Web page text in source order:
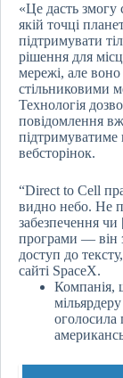
«Це дасть змогу
якій точці
підтримувати
рішення для
мережі, але
стільниковими
Технологія
повідомлення
підтримуватиме
вебсторінок.
“Direct to Cell
видно небо. Не
забезпечення чи
програми — він
доступ до
сайті SpaceX.
Компанія,
оголосила